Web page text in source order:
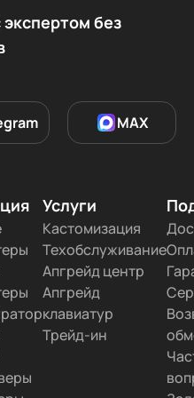
экспертом без
MAX
Услуги
Кастомизация
Техобслуживание
Апгрейд центр
Апгрейд
клавиатур
Трейд-ин